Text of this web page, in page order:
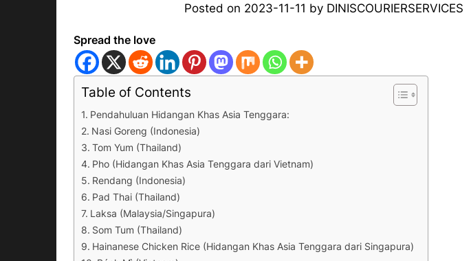
Posted on 2023-11-11 by DINISCOURIERSERVICES
Spread the love
Table of Contents
Pendahuluan Hidangan Khas Asia Tenggara:
Nasi Goreng (Indonesia)
Tom Yum (Thailand)
Pho (Hidangan Khas Asia Tenggara dari Vietnam)
Rendang (Indonesia)
Pad Thai (Thailand)
Laksa (Malaysia/Singapura)
Som Tum (Thailand)
Hainanese Chicken Rice (Hidangan Khas Asia Tenggara dari Singapura)